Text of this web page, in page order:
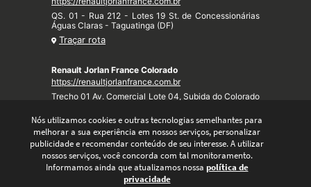
Nós utilizamos cookies e outras tecnologias semelhantes para
melhorar a sua experiência em nossos serviços, personalizar
publicidade e recomendar conteúdo de seu interesse. A utilizar
nossos serviços, você concorda com tal monitoramento.
Informamos ainda que atualizamos nossa política de
privacidade
QS. 01 - Rua 212 - Lotes 19 St. de Concessionárias
Águas Claras - Taguatinga (DF)
Traçar rota
Renault Jorlan France Colorado
https://renaultjorlanfrance.com.br
Trecho 01 Av. Comercial Lote 04, Subida do Colorado
Traçar rota